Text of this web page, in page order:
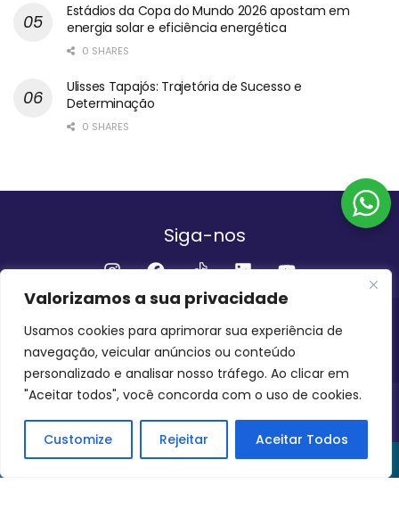
Valorizamos a sua privacidade
Usamos cookies para aprimorar sua experiência de
navegação, veicular anúncios ou conteúdo
personalizado e analisar nosso tráfego. Ao clicar em
"Aceitar todos", você concorda com o uso de cookies.
Customize Rejeitar Aceitar Todos
Estádios da Copa do Mundo 2026 apostam em
energia solar e eficiência energética
0 SHARES
Ulisses Tapajós: Trajetória de Sucesso e
Determinação
0 SHARES
Siga-nos
Institucional
QUEM SOMOS FALE CONOSCO
INVEST AMAZÔNIA BRASIL
COPYRIGHT 2024 - 2026